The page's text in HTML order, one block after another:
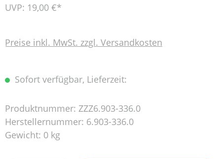
UVP: 19,00 €*
Preise inkl. MwSt. zzgl. Versandkosten
Sofort verfügbar, Lieferzeit:
Produktnummer: ZZZ6.903-336.0
Herstellernummer: 6.903-336.0
Gewicht: 0 kg